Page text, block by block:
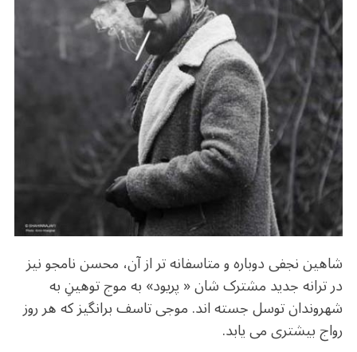
o
k p
شاهین نجفی دوباره و متاسفانه تر از آن، محسن نامجو نیز
در ترانه جدید مشترک شان « پریود» به موج توهینِ به
شهروندان توسل جسته اند. موجی تاسف برانگیز که هر روز
رواج بیشتری می یابد.